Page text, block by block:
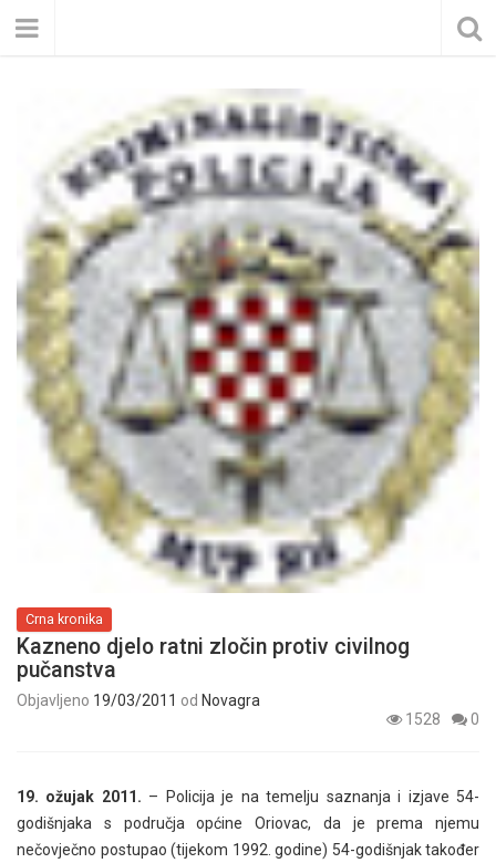
Crna kronika
Kazneno djelo ratni zločin protiv civilnog
pučanstva
Objavljeno 19/03/2011 od Novagra
1528
0
19. ožujak 2011. – Policija je na temelju saznanja i izjave 54-
godišnjaka s područja općine Oriovac, da je prema njemu
nečovječno postupao (tijekom 1992. godine) 54-godišnjak također